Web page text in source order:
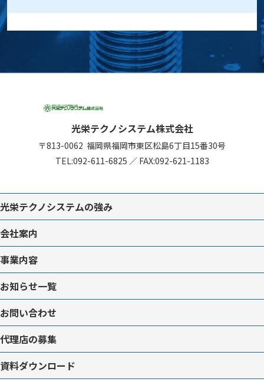
光栄テクノシステム株式会社
〒813-0062 福岡県福岡市東区松島6丁目15番30号
TEL:092-611-6825 ／ FAX:092-621-1183
光栄テクノシステムの強み
会社案内
事業内容
お知らせ一覧
お問い合わせ
代理店の募集
資料ダウンロード